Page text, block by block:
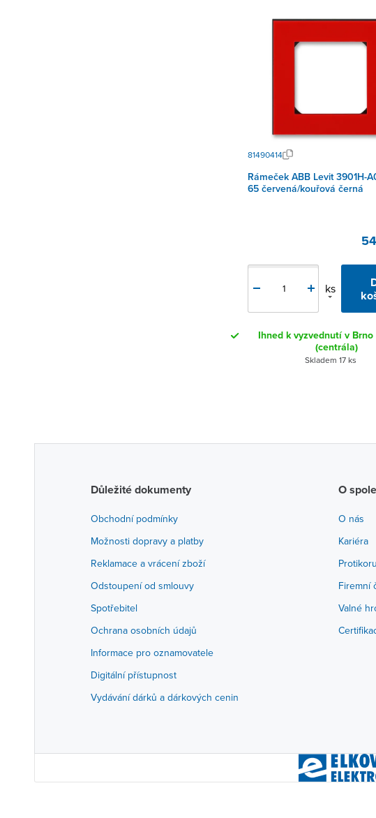
81490414
Rámeček ABB Levit 3901H-
65 červená/kouřová černá
ks
Ihned k vyzvednutí v Brno
(centrála)
Skladem 17 ks
Důležité dokumenty
Obchodní podmínky
Možnosti dopravy a platby
Reklamace a vrácení zboží
Odstoupení od smlouvy
Spotřebitel
Ochrana osobních údajů
Informace pro oznamovatele
Digitální přístupnost
Vydávání dárků a dárkových cenin
O
O nás
Kariéra
Firemní
Valné